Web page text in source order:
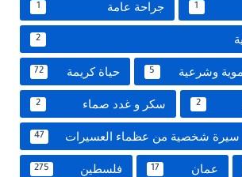
1 جراحة عامة 1
2
وشرعية 5 حياة كريمة 72
2 سكر و غدد صماء 2
سيرة شخصية من عظماء العسيرات 47
عمان 17 فلسطين 275